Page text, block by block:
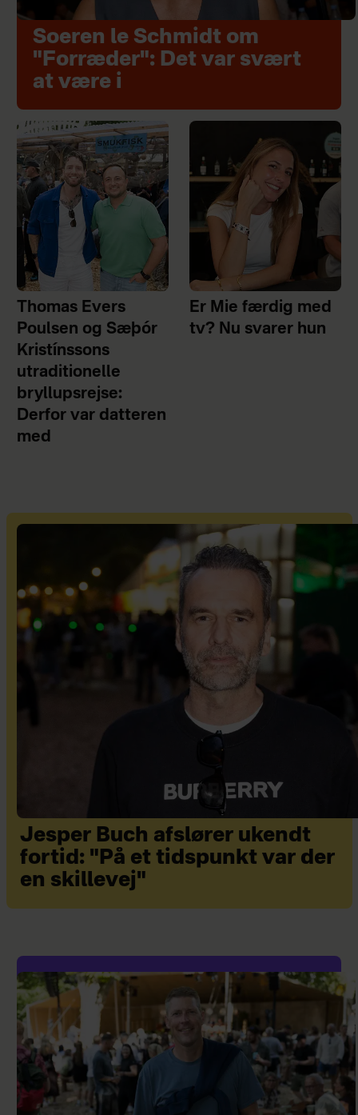
Soeren le Schmidt om
"Forræder": Det var svært
at være i
Thomas Evers
Poulsen og Sæþór
Kristínssons
utraditionelle
bryllupsrejse:
Derfor var datteren
med
Er Mie færdig med
tv? Nu svarer hun
Jesper Buch afslører ukendt
fortid: "På et tidspunkt var der
en skillevej"